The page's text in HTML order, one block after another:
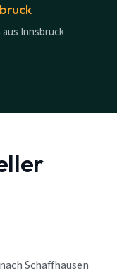
Innsbruck
Schaffhausen